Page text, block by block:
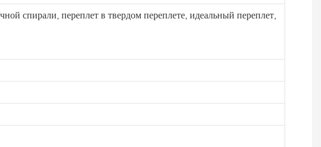
спирали, переплет в твердом переплете, идеальный переплет,